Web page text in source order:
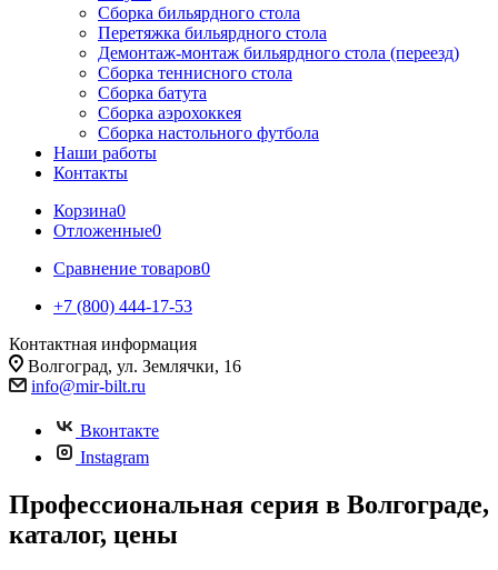
Сборка бильярдного стола
Перетяжка бильярдного стола
Демонтаж-монтаж бильярдного стола (переезд)
Сборка теннисного стола
Сборка батута
Сборка аэрохоккея
Сборка настольного футбола
Наши работы
Контакты
Корзина0
Отложенные0
Сравнение товаров0
+7 (800) 444-17-53
Контактная информация
Волгоград, ул. Землячки, 16
info@mir-bilt.ru
Вконтакте
Instagram
Профессиональная серия в Волгограде,
каталог, цены